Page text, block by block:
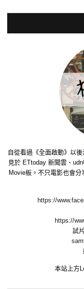
自從看過《全面啟動》以
見於 ETtoday 新聞雲、
Movie板。不只電影也會
https://
https://
試
本站上方